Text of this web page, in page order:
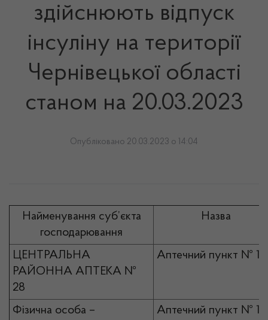
здійснюють відпуск
інсуліну на території
Чернівецької області
станом на 20.03.2023
Опубліковано 20.03.2023 о 14:04
Найменування суб’єкта
господарювання
Назва
ЦЕНТРАЛЬНА
РАЙОННА АПТЕКА №
28
Аптечний пункт № 1
Фізична особа –
Аптечний пункт № 1